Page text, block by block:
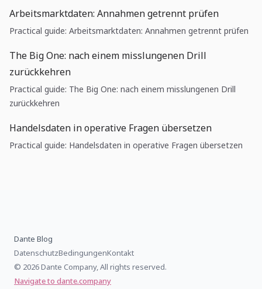
Arbeitsmarktdaten: Annahmen getrennt prüfen
Practical guide: Arbeitsmarktdaten: Annahmen getrennt prüfen
The Big One: nach einem misslungenen Drill
zurückkehren
Practical guide: The Big One: nach einem misslungenen Drill
zurückkehren
Handelsdaten in operative Fragen übersetzen
Practical guide: Handelsdaten in operative Fragen übersetzen
Dante Blog
DatenschutzBedingungenKontakt
© 2026 Dante Company, All rights reserved.
Navigate to dante.company